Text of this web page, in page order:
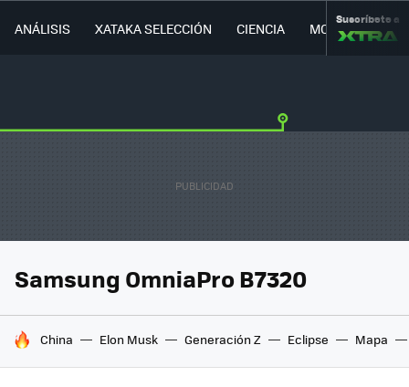
ANÁLISIS XATAKA SELECCIÓN CIENCIA MOVILIDAD
Suscríbete a
Samsung OmniaPro B7320
HOY SE HABLA DE
China Elon Musk Generación Z Eclipse Mapa